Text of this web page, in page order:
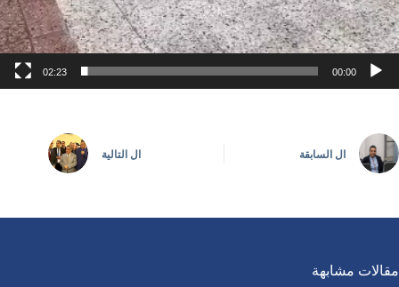
00:00
02:23
ال السابقة ال التالية
مقالات مشابهة